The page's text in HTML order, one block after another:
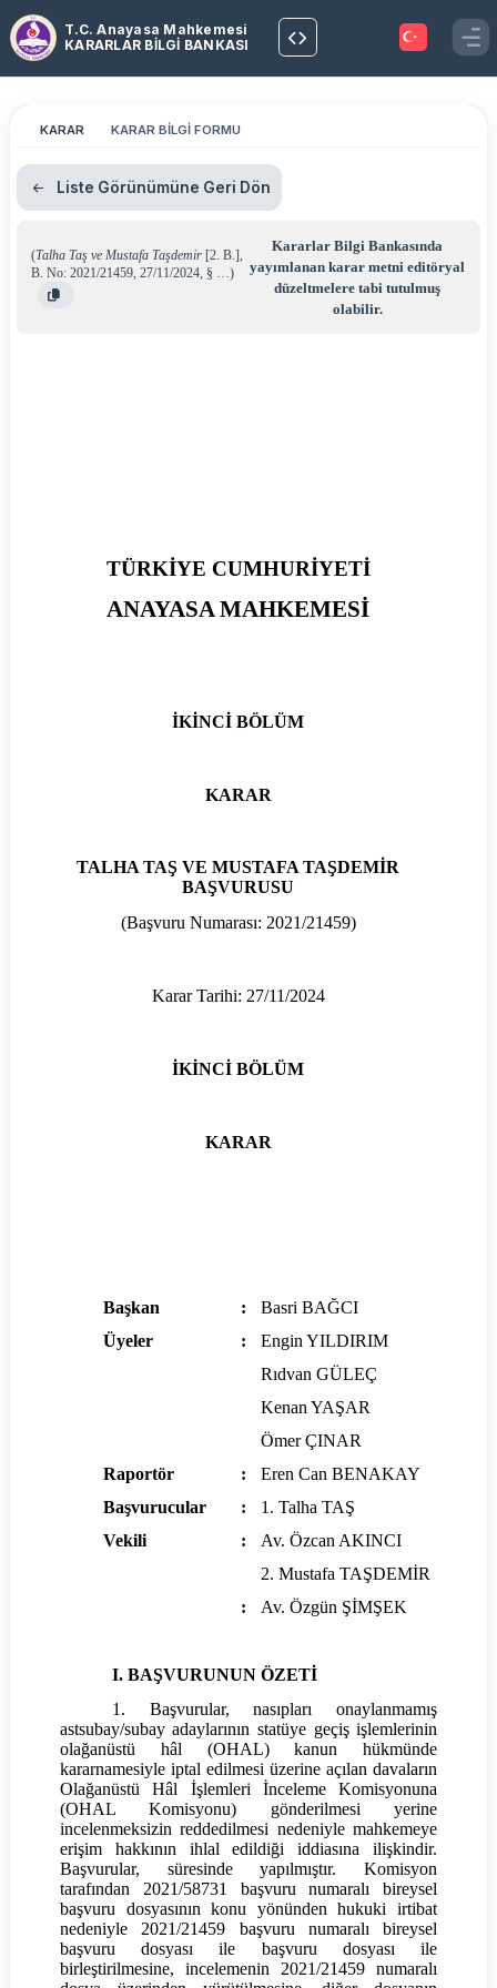
T.C. Anayasa Mahkemesi
KARARLAR BİLGİ BANKASI
KARAR KARAR BİLGİ FORMU
Liste Görünümüne Geri Dön
(Talha Taş ve Mustafa Taşdemir [2. B.],
B. No: 2021/21459, 27/11/2024, § …)
Kararlar Bilgi Bankasında
yayımlanan karar metni editöryal
düzeltmelere tabi tutulmuş
olabilir.